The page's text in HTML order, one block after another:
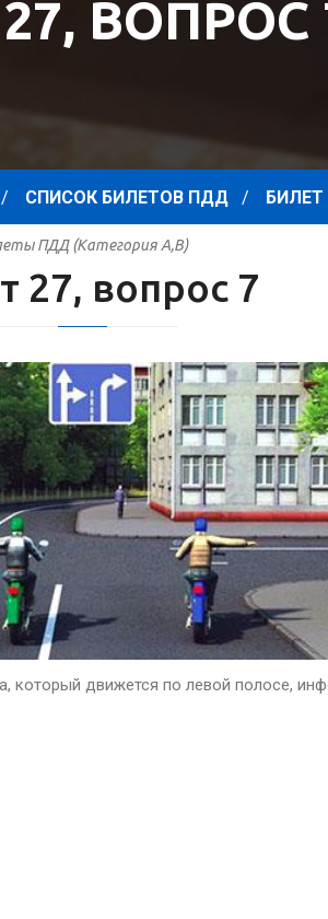
ВОПРОС
СПИСОК БИЛЕТОВ ПДД БИЛЕТ
ПДД (Категория A,B)
27, вопрос 7
который движется по левой полосе,